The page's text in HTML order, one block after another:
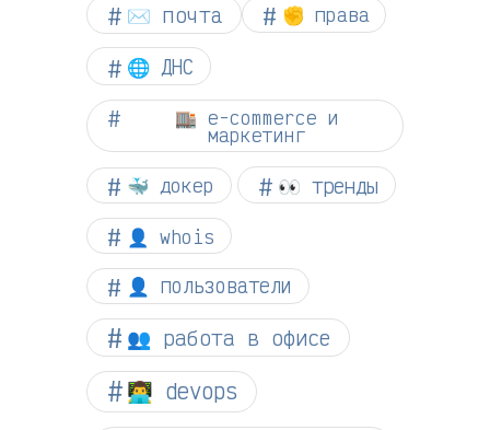
✉️ почта ✊ права
🌐 ДНС
🏬 e-commerce и
маркетинг
🐳 докер 👀 тренды
👤 whois
👤 пользователи
👥 работа в офисе
👨‍💻 devops